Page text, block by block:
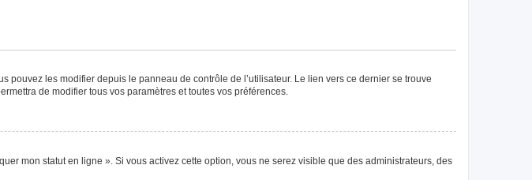
les modifier depuis le panneau de contrôle de l’utilisateur. Le lien vers ce dernier se trouve
de modifier tous vos paramètres et toutes vos préférences.
mon statut en ligne ». Si vous activez cette option, vous ne serez visible que des administrateurs, des